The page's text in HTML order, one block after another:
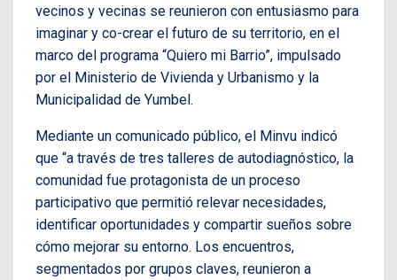
vecinos y vecinas se reunieron con entusiasmo para
imaginar y co-crear el futuro de su territorio, en el
marco del programa “Quiero mi Barrio”, impulsado
por el Ministerio de Vivienda y Urbanismo y la
Municipalidad de Yumbel.
Mediante un comunicado público, el Minvu indicó
que “a través de tres talleres de autodiagnóstico, la
comunidad fue protagonista de un proceso
participativo que permitió relevar necesidades,
identificar oportunidades y compartir sueños sobre
cómo mejorar su entorno. Los encuentros,
segmentados por grupos claves, reunieron a